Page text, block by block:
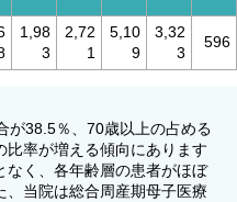
1,98
3
2,72
1
5,10
9
3,32
3
596
が38.5％、70歳以上の占める
率が増える傾向にあります
なく、各年齢層の患者がほぼ
、当院は総合周産期母子医療